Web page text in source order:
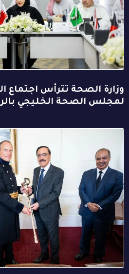
وزارة الصحة تترأس اجتماع
لمجلس الصحة الخليجي